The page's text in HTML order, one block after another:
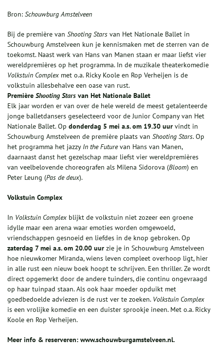
Bron: Schouwburg Amstelveen
Bij de première van Shooting Stars van Het Nationale Ballet in
Schouwburg Amstelveen kun je kennismaken met de sterren van de
toekomst. Naast werk van Hans van Manen staan er maar liefst vier
wereldpremières op het programma. In de muzikale theaterkomedie
Volkstuin Complex met o.a. Ricky Koole en Rop Verheijen is de
volkstuin allesbehalve een oase van rust.
Première Shooting Stars van Het Nationale Ballet
Elk jaar worden er van over de hele wereld de meest getalenteerde
jonge balletdansers geselecteerd voor de Junior Company van Het
Nationale Ballet. Op donderdag 5 mei a.s. om 19.30 uur vindt in
Schouwburg Amstelveen de première plaats van Shooting Stars. Op
het programma het jazzy In the Futurevan Hans van Manen,
daarnaast danst het gezelschap maar liefst vier wereldpremières
van veelbelovende choreografen als Milena Sidorova (Bloom) en
Peter Leung (Pas de deux).
Volkstuin Complex
In Volkstuin Complex blijkt de volkstuin niet zozeer een groene
idylle maar een arena waar emoties worden omgewoeld,
vriendschappen gesnoeid en liefdes in de knop gebroken. Op
zaterdag 7 mei a.s. om 20.00 uur zie je in Schouwburg Amstelveen
hoe nieuwkomer Miranda, wiens leven compleet overhoop ligt, hier
in alle rust een nieuw boek hoopt te schrijven. Een thriller. Ze wordt
direct opgemerkt door de andere tuinders, die continu ongevraagd
op haar tuinpad staan. Als ook haar moeder opduikt met
goedbedoelde adviezen is de rust ver te zoeken. Volkstuin Complex
is een vrolijke komedie en een duister sprookje ineen. Met o.a. Ricky
Koole en Rop Verheijen.
Meer info & reserveren: www.schouwburgamstelveen.nl.